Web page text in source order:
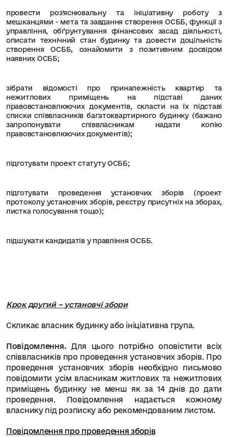
провести роз'яснювальну та ініціативну роботу з
мешканцями - мета та завдання створення ОСББ, функції з
управління, обґрунтування фінансових засад діяльності,
описати технічний стан будинку та довести доцільність
створення ОСББ, ознайомити з позитивним досвідом
наявних ОСББ;
зібрати відомості про приналежність квартир та
нежитлових приміщень на підставі даних
правовстановлюючих документів, скласти на їх підставі
списки співвласників багатоквартирного будинку (бажано
запропонувати співвласникам надати копію
правовстановлюючих документів);
підготувати проект статуту ОСББ;
підготувати проведення установчих зборів (проект
протоколу установчих зборів, реєстру присутніх на зборах,
листка голосування тощо);
підшукати кандидатів у правління ОСББ.
Крок другий – установчі збори
Скликає власник будинку або ініціативна група.
Повідомлення. Для цього потрібно оповістити всіх
співвласників про проведення установчих зборів. Про
проведення установчих зборів необхідно письмово
повідомити усім власникам житлових та нежитлових
приміщень будинку не менш як за 14 днів до дати
проведення. Повідомлення надається кожному
власнику під розписку або рекомендованим листом.
Повідомлення про проведення зборів